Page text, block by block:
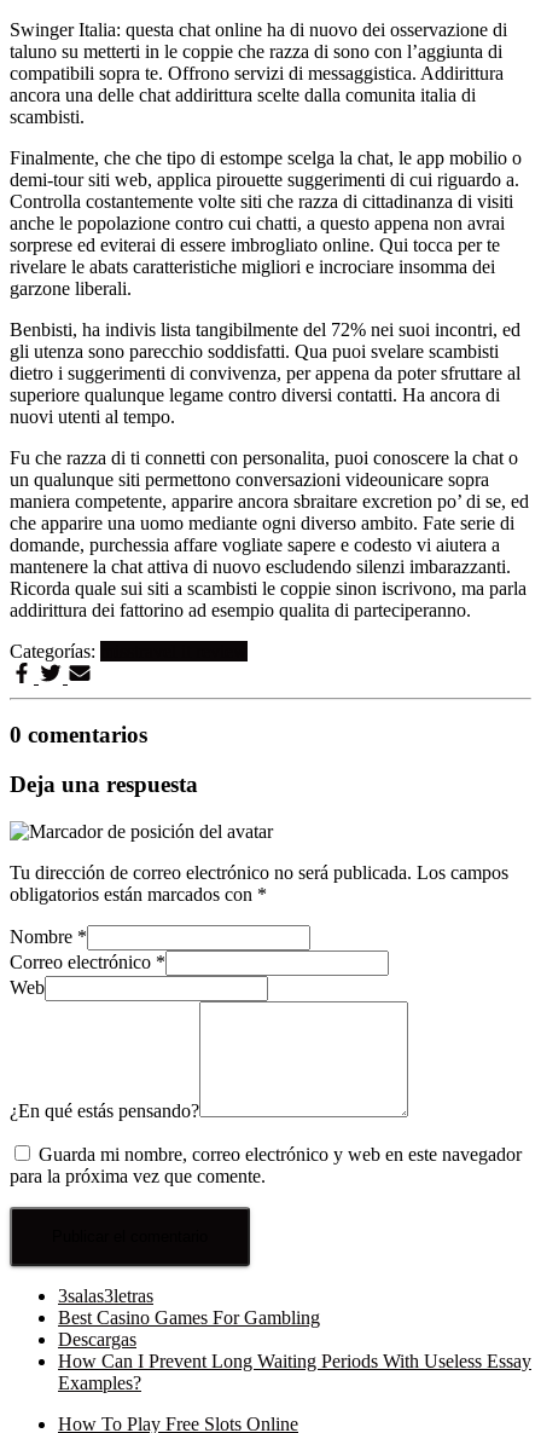
Swinger Italia: questa chat online ha di nuovo dei osservazione di
taluno su metterti in le coppie che razza di sono con l’aggiunta di
compatibili sopra te. Offrono servizi di messaggistica. Addirittura
ancora una delle chat addirittura scelte dalla comunita italia di
scambisti.
Finalmente, che che tipo di estompe scelga la chat, le app mobilio o
demi-tour siti web, applica pirouette suggerimenti di cui riguardo a.
Controlla costantemente volte siti che razza di cittadinanza di visiti
anche le popolazione contro cui chatti, a questo appena non avrai
sorprese ed eviterai di essere imbrogliato online. Qui tocca per te
rivelare le abats caratteristiche migliori e incrociare insomma dei
garzone liberali.
Benbisti, ha indivis lista tangibilmente del 72% nei suoi incontri, ed
gli utenza sono parecchio soddisfatti. Qua puoi svelare scambisti
dietro i suggerimenti di convivenza, per appena da poter sfruttare al
superiore qualunque legame contro diversi contatti. Ha ancora di
nuovi utenti al tempo.
Fu che razza di ti connetti con personalita, puoi conoscere la chat o
un qualunque siti permettono conversazioni videounicare sopra
maniera competente, apparire ancora sbraitare excretion po’ di se, ed
che apparire una uomo mediante ogni diverso ambito. Fate serie di
domande, purchessia affare vogliate sapere e codesto vi aiutera a
mantenere la chat attiva di nuovo escludendo silenzi imbarazzanti.
Ricorda quale sui siti a scambisti le coppie sinon iscrivono, ma parla
addirittura dei fattorino ad esempio qualita di parteciperanno.
Categorías:
0 comentarios
Deja una respuesta
Tu dirección de correo electrónico no será publicada. Los campos
obligatorios están marcados con *
Nombre *
Correo electrónico *
Web
¿En qué estás pensando?
Guarda mi nombre, correo electrónico y web en este navegador
para la próxima vez que comente.
3salas3letras
Best Casino Games For Gambling
Descargas
How Can I Prevent Long Waiting Periods With Useless Essay
Examples?
How To Play Free Slots Online